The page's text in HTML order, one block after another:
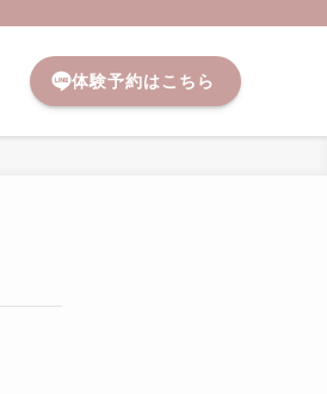
体験予約はこちら